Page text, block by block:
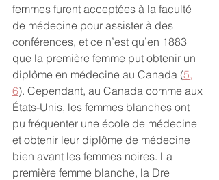
femmes furent acceptées à la faculté
de médecine pour assister à des
conférences, et ce n’est qu’en 1883
que la première femme put obtenir un
diplôme en médecine au Canada (5,
6). Cependant, au Canada comme aux
États-Unis, les femmes blanches ont
pu fréquenter une école de médecine
et obtenir leur diplôme de médecine
bien avant les femmes noires. La
première femme blanche, la Dre